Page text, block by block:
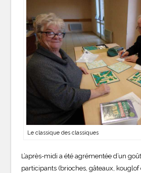
Le classique des classiques
L’après-midi a été agrémentée d’un
participants (brioches, gâteaux, kouglof